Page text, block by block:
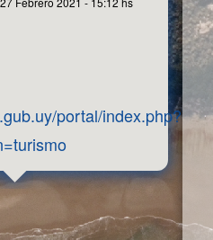
portal/index.php?